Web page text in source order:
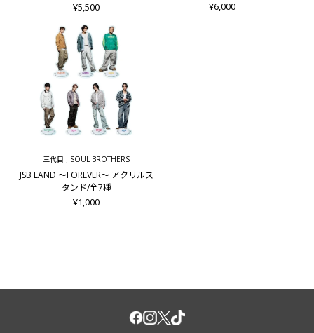
¥5,500 ¥6,000
三代目 J SOUL BROTHERS
JSB LAND ～FOREVER～ アクリルス
タンド/全7種
¥1,000